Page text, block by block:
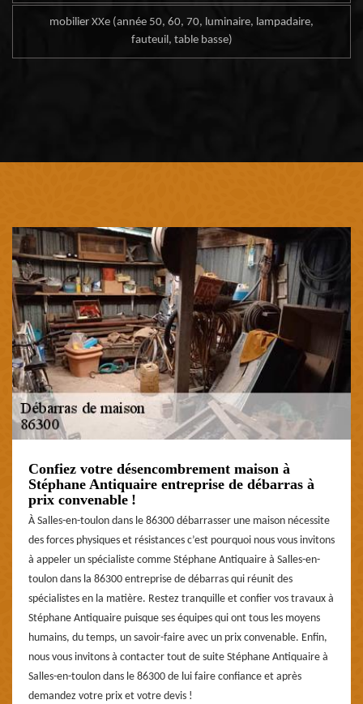
mobilier XXe (année 50, 60, 70, luminaire, lampadaire,
fauteuil, table basse)
Confiez votre désencombrement maison à
Stéphane Antiquaire entreprise de débarras à
prix convenable !
À Salles-en-toulon dans le 86300 débarrasser une maison nécessite
des forces physiques et résistances c’est pourquoi nous vous invitons
à appeler un spécialiste comme Stéphane Antiquaire à Salles-en-
toulon dans la 86300 entreprise de débarras qui réunit des
spécialistes en la matière. Restez tranquille et confier vos travaux à
Stéphane Antiquaire puisque ses équipes qui ont tous les moyens
humains, du temps, un savoir-faire avec un prix convenable. Enfin,
nous vous invitons à contacter tout de suite Stéphane Antiquaire à
Salles-en-toulon dans le 86300 de lui faire confiance et après
demandez votre prix et votre devis !